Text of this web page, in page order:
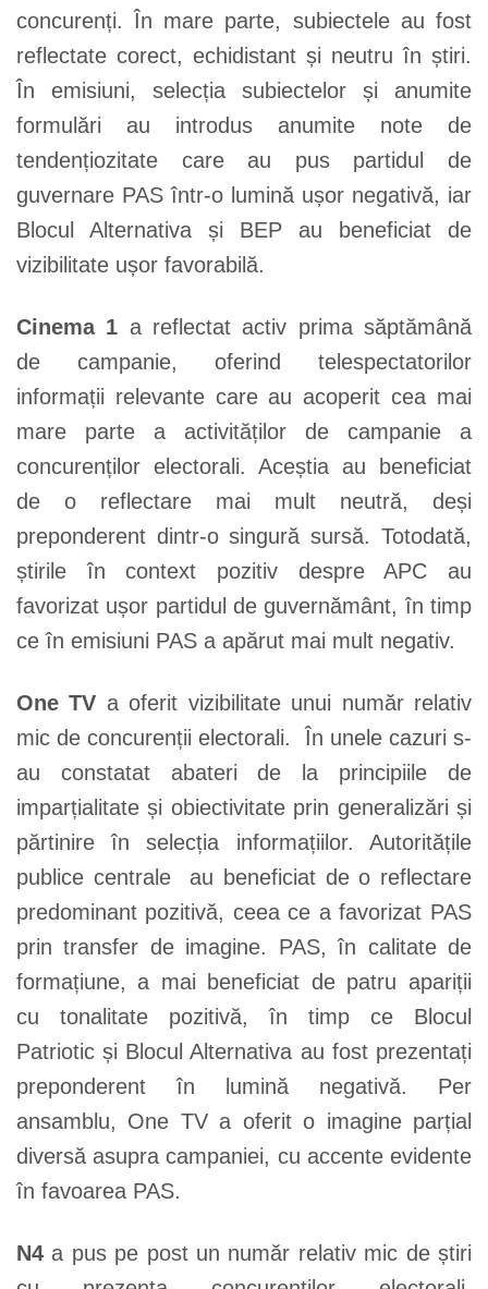
concurenți. În mare parte, subiectele au fost
reflectate corect, echidistant și neutru în știri.
În emisiuni, selecția subiectelor și anumite
formulări au introdus anumite note de
tendențiozitate care au pus partidul de
guvernare PAS într-o lumină ușor negativă, iar
Blocul Alternativa și BEP au beneficiat de
vizibilitate ușor favorabilă.
Cinema 1 a reflectat activ prima săptămână
de campanie, oferind telespectatorilor
informații relevante care au acoperit cea mai
mare parte a activităților de campanie a
concurenților electorali. Aceștia au beneficiat
de o reflectare mai mult neutră, deși
preponderent dintr-o singură sursă. Totodată,
știrile în context pozitiv despre APC au
favorizat ușor partidul de guvernământ, în timp
ce în emisiuni PAS a apărut mai mult negativ.
One TV a oferit vizibilitate unui număr relativ
mic de concurenții electorali. În unele cazuri s-
au constatat abateri de la principiile de
imparțialitate și obiectivitate prin generalizări și
părtinire în selecția informațiilor. Autoritățile
publice centrale au beneficiat de o reflectare
predominant pozitivă, ceea ce a favorizat PAS
prin transfer de imagine. PAS, în calitate de
formațiune, a mai beneficiat de patru apariții
cu tonalitate pozitivă, în timp ce Blocul
Patriotic și Blocul Alternativa au fost prezentați
preponderent în lumină negativă. Per
ansamblu, One TV a oferit o imagine parțial
diversă asupra campaniei, cu accente evidente
în favoarea PAS.
N4 a pus pe post un număr relativ mic de știri